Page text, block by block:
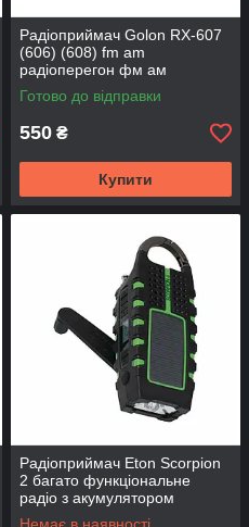
Радіоприймач Golon RX-607
(606) (608) fm am
радіоперегон фм ам
Готово до відправки
550 ₴
Купити
Радіоприймач Eton Scorpion
2 багато функціональне
радіо з акумулятором
сонячної панелі динамоза